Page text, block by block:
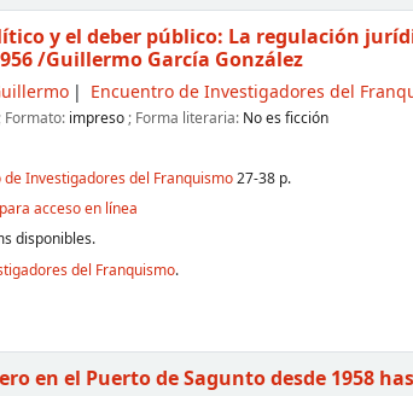
y el deber público: La regulación
/Guillermo García González
Encuentro de Investigadores del
Formato: impreso; Forma literaria: No es ficción
Investigadores del Franquismo27-38 p.
acceso en línea
disponibles.
del Franquismo.
en el Puerto de Sagunto desde 1958